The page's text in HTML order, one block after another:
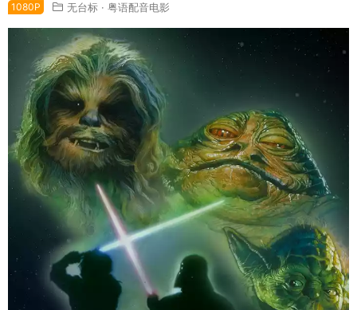
1080P 无台标 · 粤语配音电影